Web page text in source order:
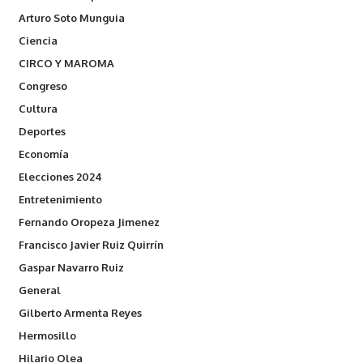
Arturo Soto Munguia
Ciencia
CIRCO Y MAROMA
Congreso
Cultura
Deportes
Economía
Elecciones 2024
Entretenimiento
Fernando Oropeza Jimenez
Francisco Javier Ruiz Quirrín
Gaspar Navarro Ruiz
General
Gilberto Armenta Reyes
Hermosillo
Hilario Olea